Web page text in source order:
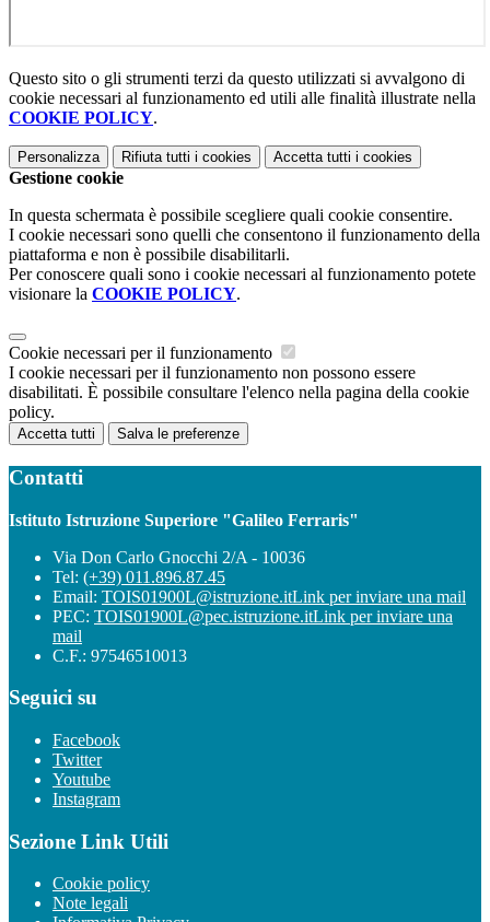
Questo sito o gli strumenti terzi da questo utilizzati si avvalgono di
cookie necessari al funzionamento ed utili alle finalità illustrate nella
COOKIE POLICY.
Personalizza Rifiuta tutti i cookies Accetta tutti i cookies
Gestione cookie
In questa schermata è possibile scegliere quali cookie consentire.
I cookie necessari sono quelli che consentono il funzionamento della
piattaforma e non è possibile disabilitarli.
Per conoscere quali sono i cookie necessari al funzionamento potete
visionare la COOKIE POLICY.
Cookie necessari per il funzionamento
I cookie necessari per il funzionamento non possono essere
disabilitati. È possibile consultare l'elenco nella pagina della cookie
policy.
Accetta tutti Salva le preferenze
Contatti
Istituto Istruzione Superiore "Galileo Ferraris"
Via Don Carlo Gnocchi 2/A - 10036
Tel: (+39) 011.896.87.45
Email: TOIS01900L@istruzione.itLink per inviare una mail
PEC: TOIS01900L@pec.istruzione.itLink per inviare una
mail
C.F.: 97546510013
Seguici su
Facebook
Twitter
Youtube
Instagram
Sezione Link Utili
Cookie policy
Note legali